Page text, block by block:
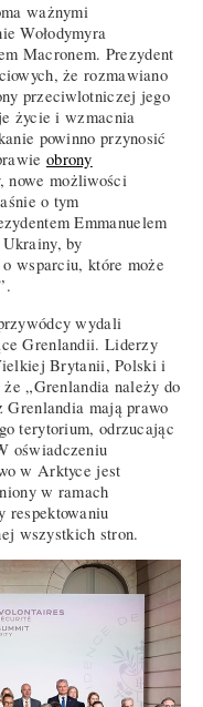
ważnymi
Wołodymyra
Macronem. Prezydent
że rozmawiano
przeciwlotniczej jego
życie i wzmacnia
powinno przynosić
obrony
nowe możliwości
o tym
Emmanuelem
by
wsparciu, które może
wydali
Grenlandii. Liderzy
Brytanii, Polski i
„Grenlandia należy do
mają prawo
terytorium, odrzucając
oświadczeniu
w Arktyce jest
w ramach
respektowaniu
wszystkich stron.